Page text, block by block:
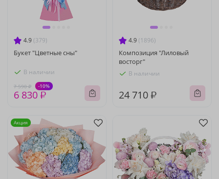
4.9 (379)
Букет "Цветные сны"
В наличии
7 590 ₽ -10%
6 830 ₽
4.9 (1896)
Композиция "Лиловый
восторг"
В наличии
24 710 ₽
Акция